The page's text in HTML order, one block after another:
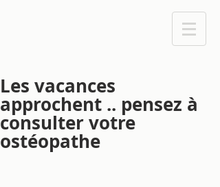
Les vacances
approchent .. pensez à
consulter votre
ostéopathe